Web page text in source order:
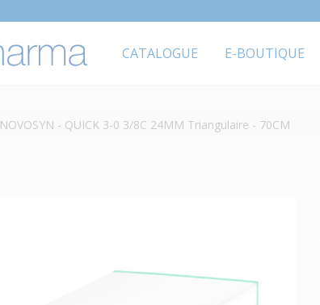
CATALOGUE E-BOUTIQUE
NOVOSYN - QUICK 3-0 3/8C 24MM Triangulaire - 70CM